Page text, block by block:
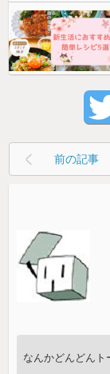
前の記事
なんかどんどん